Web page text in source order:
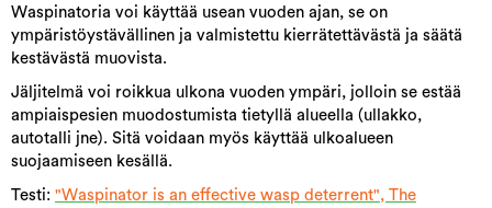
Waspinatoria voi käyttää usean vuoden ajan, se on
ympäristöystävällinen ja valmistettu kierrätettävästä ja säätä
kestävästä muovista.
Jäljitelmä voi roikkua ulkona vuoden ympäri, jolloin se estää
ampiaispesien muodostumista tietyllä alueella (ullakko,
autotalli jne). Sitä voidaan myös käyttää ulkoalueen
suojaamiseen kesällä.
Testi: "Waspinator is an effective wasp deterrent", The